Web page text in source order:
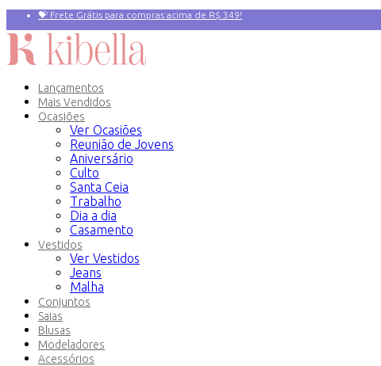
💝 Frete Grátis para compras acima de R$ 349!
Lançamentos
Mais Vendidos
Ocasiões
Ver Ocasiões
Reunião de Jovens
Aniversário
Culto
Santa Ceia
Trabalho
Dia a dia
Casamento
Vestidos
Ver Vestidos
Jeans
Malha
Conjuntos
Saias
Blusas
Modeladores
Acessórios